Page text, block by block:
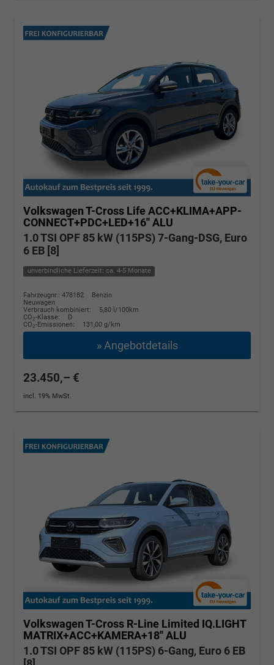
Volkswagen T-Cross Life ACC+KLIMA+APP-
CONNECT+PDC+LED+16'' ALU
1.0 TSI OPF 85 kW (115PS) 7-Gang-DSG, Euro
6 EB [8]
unverbindliche Lieferzeit: ca. 4-5 Monate
Fahrzeugnr.: 478182
Benzin
Neuwagen
Verbrauch kombiniert:
5,80 l/100km
CO2-Klasse:
D
CO2-Emissionen: 131,00 g/km
» Angebotdetails
23.450,– €
incl. 19% MwSt.
Volkswagen T-Cross R-Line Limited IQ.LIGHT
MATRIX+ACC+KAMERA+18'' ALU
1.0 TSI OPF 85 kW (115PS) 6-Gang, Euro 6 EB